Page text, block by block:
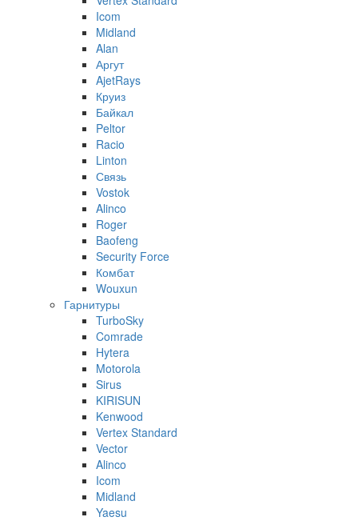
Icom
Midland
Alan
Аргут
AjetRays
Круиз
Байкал
Peltor
Racio
Linton
Связь
Vostok
Alinco
Roger
Baofeng
Security Force
Комбат
Wouxun
Гарнитуры
TurboSky
Comrade
Hytera
Motorola
Sirus
KIRISUN
Kenwood
Vertex Standard
Vector
Alinco
Icom
Midland
Yaesu